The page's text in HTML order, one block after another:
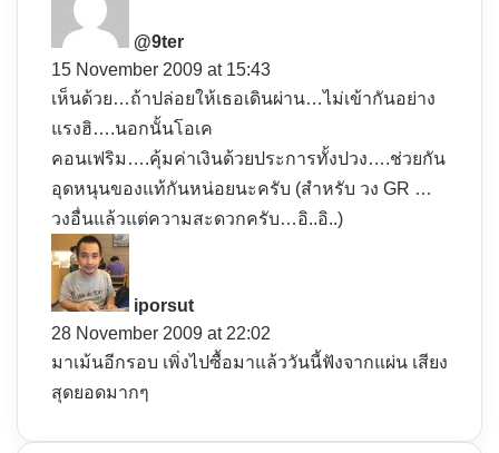
@9ter
s
:
15 November 2009 at 15:43
เห็นด้วย…ถ้าปล่อยให้เธอเดินผ่าน…ไม่เข้ากันอย่าง
แรงฮิ….นอกนั้นโอเค
คอนเฟริม….คุ้มค่าเงินด้วยประการทั้งปวง….ช่วยกัน
อุดหนุนของแท้กันหน่อยนะครับ (สำหรับ วง GR …
วงอื่นแล้วแต่ความสะดวกครับ…อิ..อิ..)
iporsut
s
:
28 November 2009 at 22:02
มาเม้นอีกรอบ เพิ่งไปซื้อมาแล้ววันนี้ฟังจากแผ่น เสียง
สุดยอดมากๆ